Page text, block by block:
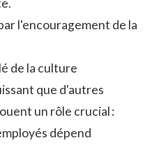
l'encouragement de la
de la culture
que d'autres
un rôle crucial :
dépend